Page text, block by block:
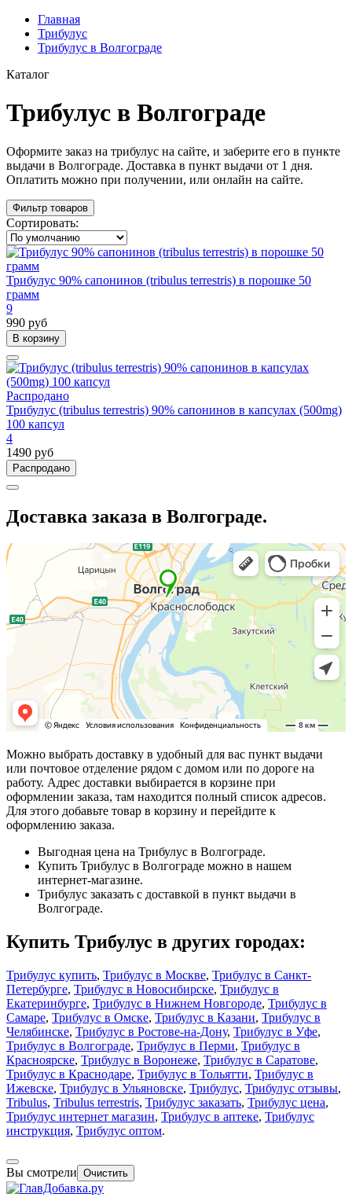
Главная
Трибулус
Трибулус в Волгограде
Каталог
Трибулус в Волгограде
Оформите заказ на трибулус на сайте, и заберите его в пункте
выдачи в Волгограде. Доставка в пункт выдачи от 1 дня.
Оплатить можно при получении, или онлайн на сайте.
Фильтр товаров
Сортировать:
Трибулус 90% сапонинов (tribulus terrestris) в порошке 50
грамм
9
990 руб
В корзину
Распродано
Трибулус (tribulus terrestris) 90% сапонинов в капсулах (500mg)
100 капсул
4
1490 руб
Распродано
Доставка заказа в Волгограде.
Можно выбрать доставку в удобный для вас пункт выдачи
или почтовое отделение рядом с домом или по дороге на
работу. Адрес доставки выбирается в корзине при
оформлении заказа, там находится полный список адресов.
Для этого добавьте товар в корзину и перейдите к
оформлению заказа.
Выгодная цена на Трибулус в Волгограде.
Купить Трибулус в Волгограде можно в нашем
интернет‐магазине.
Трибулус заказать с доставкой в пункт выдачи в
Волгограде.
Купить Трибулус в других городах:
Трибулус купить, Трибулус в Москве, Трибулус в Санкт-
Петербурге, Трибулус в Новосибирске, Трибулус в
Екатеринбурге, Трибулус в Нижнем Новгороде, Трибулус в
Самаре, Трибулус в Омске, Трибулус в Казани, Трибулус в
Челябинске, Трибулус в Ростове-на-Дону, Трибулус в Уфе,
Трибулус в Волгограде, Трибулус в Перми, Трибулус в
Красноярске, Трибулус в Воронеже, Трибулус в Саратове,
Трибулус в Краснодаре, Трибулус в Тольятти, Трибулус в
Ижевске, Трибулус в Ульяновске, Трибулус, Трибулус отзывы,
Tribulus, Tribulus terrestris, Трибулус заказать, Трибулус цена,
Трибулус интернет магазин, Трибулус в аптеке, Трибулус
инструкция, Трибулус оптом.
Вы смотрели Очистить